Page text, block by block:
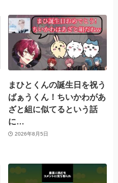
まひとくんの誕生日を祝う
ばぁうくん！ちいかわがあ
ざと組に似てるという話
に…
2026年8月5日